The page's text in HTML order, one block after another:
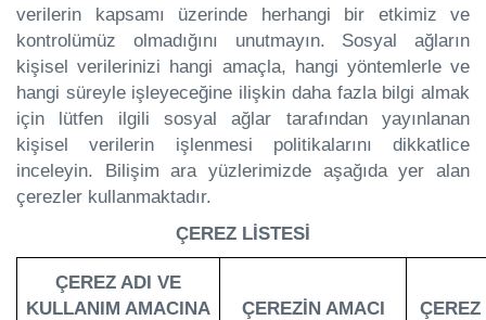
verilerin kapsamı üzerinde herhangi bir etkimiz ve
kontrolümüz olmadığını unutmayın. Sosyal ağların
kişisel verilerinizi hangi amaçla, hangi yöntemlerle ve
hangi süreyle işleyeceğine ilişkin daha fazla bilgi almak
için lütfen ilgili sosyal ağlar tarafından yayınlanan
kişisel verilerin işlenmesi politikalarını dikkatlice
inceleyin. Bilişim ara yüzlerimizde aşağıda yer alan
çerezler kullanmaktadır.
ÇEREZ LİSTESİ
ÇEREZ ADI VE
KULLANIM AMACINA
ÇEREZİN AMACI